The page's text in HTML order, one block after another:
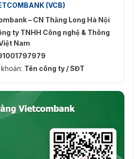
(VCB)
– CN Thăng Long Hà Nội
ty TNHH Công nghệ & Thông
Nam
Tên công ty / SĐT